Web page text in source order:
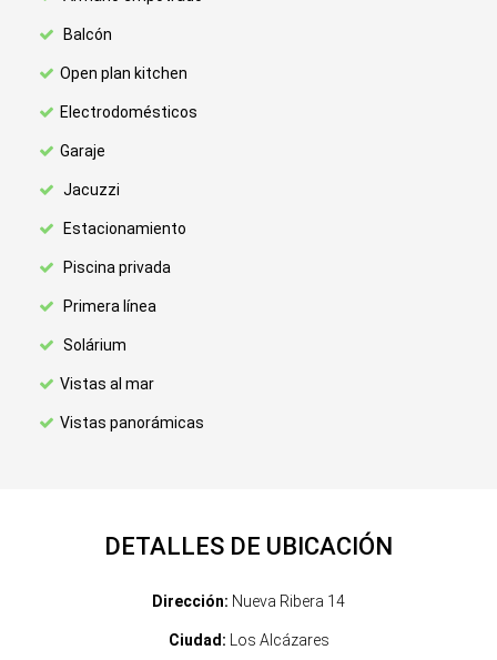
Balcón
Open plan kitchen
Electrodomésticos
Garaje
Jacuzzi
Estacionamiento
Piscina privada
Primera línea
Solárium
Vistas al mar
Vistas panorámicas
DETALLES DE UBICACIÓN
Dirección: Nueva Ribera 14
Ciudad: Los Alcázares